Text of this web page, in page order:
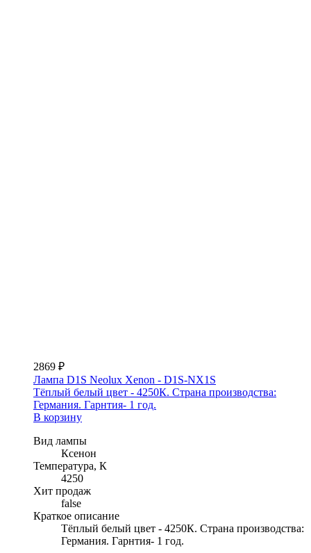
2869 ₽
Лампа D1S Neolux Xenon - D1S-NX1S
Тёплый белый цвет - 4250К. Страна производства:
Германия. Гарнтия- 1 год.
В корзину
Вид лампы
Ксенон
Температура, К
4250
Хит продаж
false
Краткое описание
Тёплый белый цвет - 4250К. Страна производства:
Германия. Гарнтия- 1 год.